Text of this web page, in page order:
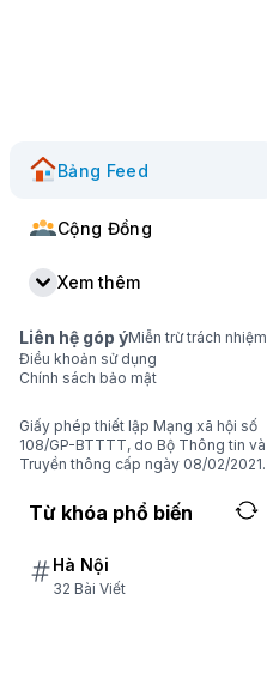
Bảng Feed
Cộng Đồng
Xem thêm
Liên hệ góp ýMiễn trừ trách nhiệm
Điều khoản sử dụng
Chính sách bảo mật
Giấy phép thiết lập Mạng xã hội số
108/GP-BTTTT, do Bộ Thông tin và
Truyền thông cấp ngày 08/02/2021.
Từ khóa phổ biến
Hà Nội
32 Bài Viết